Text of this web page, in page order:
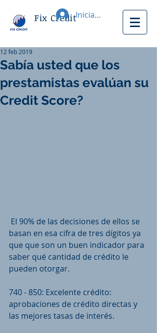
Fix CreditIniciar sesión
Sabía usted que los
prestamistas evalúan su
Credit Score?
12 feb 2019
basan en esa cifra de tres dígitos ya
que que son un buen indicador para
saber qué cantidad de crédito le
pueden otorgar.
740 - 850: Excelente crédito:
aprobaciones de crédito directas y
las mejores tasas de interés.